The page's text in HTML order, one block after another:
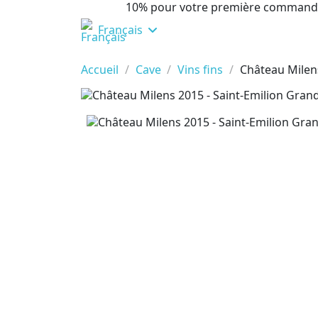
10% pour votre première
Français
Accueil
Cave Vins fins Château